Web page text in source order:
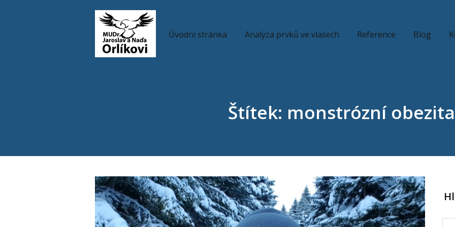
Úvodní stránka Analýza prvků ve vlasech Reference Blog
Štítek: monstrózní obezita